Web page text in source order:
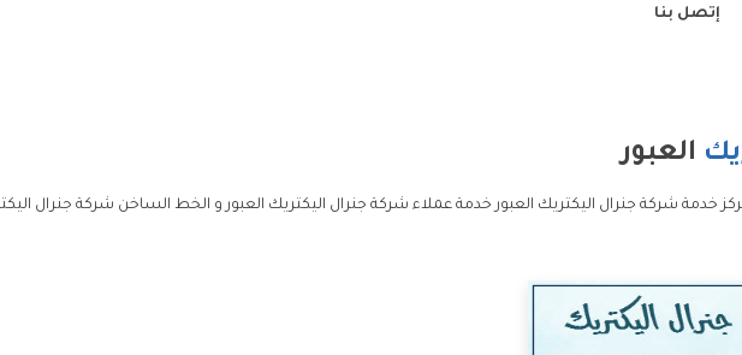
إتصل بنا
العبور
خدمة شركة جنرال اليكتريك العبور خدمة عملاء شركة جنرال اليكتريك العبور و الخط الساخن شركة جنرال